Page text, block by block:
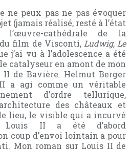
ne peux pas ne pas évoquer
(jamais réalisé, resté à l’état
l’œuvre-cathédrale de la
film de Visconti, Ludwig, Le
j’ai vu à l’adolescence a été
catalyseur en amont de mon
de Bavière. Helmut Berger
a agi comme un véritable
d’ordre tellurique,
des châteaux et
le lieu, le visible qui a incurvé
Louis II a été d’abord
coup d’envoi lointain a pour
Mon roman sur Louis II de